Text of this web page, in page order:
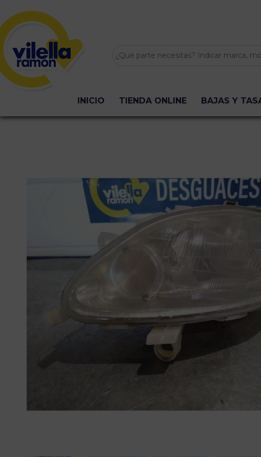
INICIO TIENDA ONLINE BAJAS Y